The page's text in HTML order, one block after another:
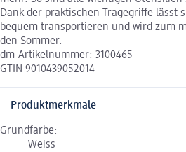
Dank der praktischen Tragegriffe lässt
bequem transportieren und wird zum
den Sommer.
dm-Artikelnummer: 3100465
GTIN 9010439052014
Produktmerkmale
Grundfarbe:
Weiss